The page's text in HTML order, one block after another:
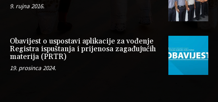
9. rujna 2016.
Obavijest o uspostavi aplikacije za vođenje
Registra ispuštanja i prijenosa zagađujućih
materija (PRTR)
19. prosinca 2024.